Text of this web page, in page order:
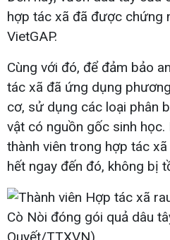
hợp tác xã đã được chứng
VietGAP.
Cùng với đó, để đảm bảo
tác xã đã ứng dụng
cơ, sử dụng các loại phân
vật có nguồn gốc sinh
thành viên trong hợp tác
hết ngay đến đó, không bị